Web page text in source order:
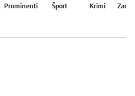
Prominenti Šport Krimi